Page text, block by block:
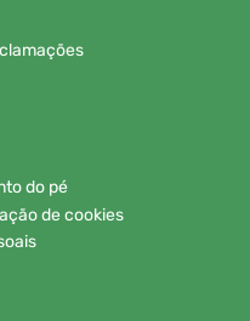
do pé
de cookies